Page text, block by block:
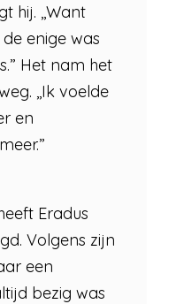
hij. ,,Want
enige was
Het nam het
,,Ik voelde
en
Eradus
Volgens zijn
een
bezig was